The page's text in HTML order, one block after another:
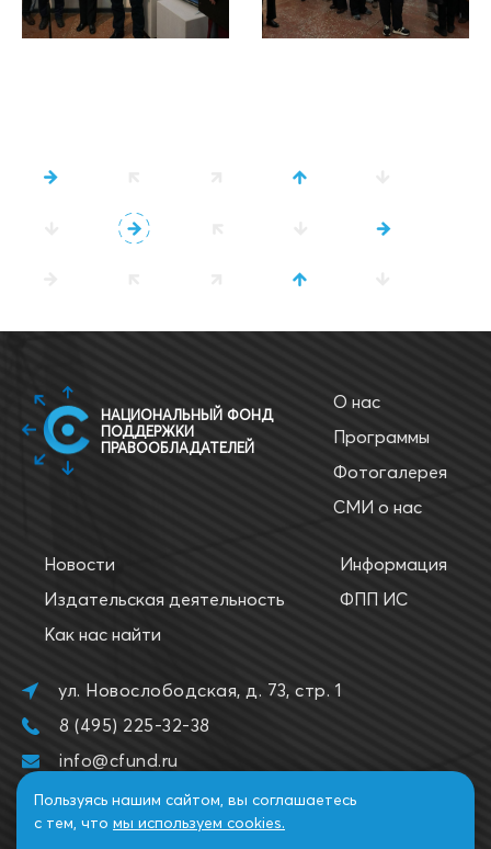
НАЦИОНАЛЬНЫЙ ФОНД
ПОДДЕРЖКИ
ПРАВООБЛАДАТЕЛЕЙ
О нас
Программы
Фотогалерея
СМИ о нас
Новости
Издательская деятельность
Как нас найти
Информация
ФПП ИС
ул. Новослободская, д. 73, стр. 1
8 (495) 225-32-38
info@cfund.ru
Пользуясь нашим сайтом, вы соглашаетесь
с тем, что мы используем cookies.